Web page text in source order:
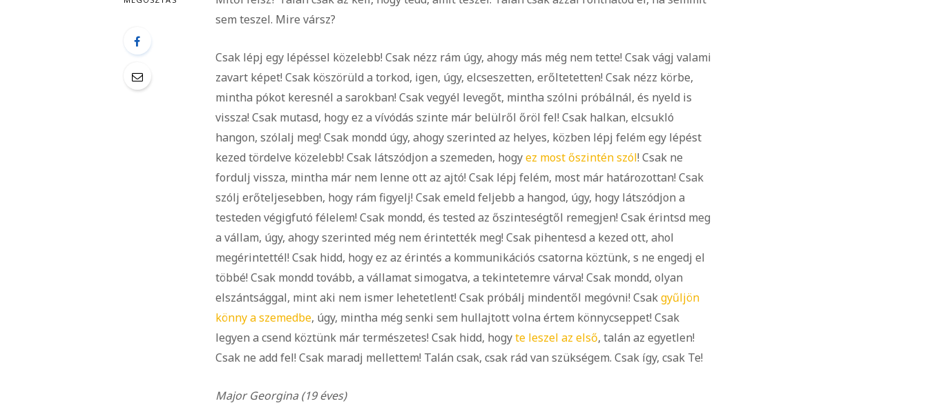
sem teszel. Mire vársz?
Csak lépj egy lépéssel közelebb! Csak nézz rám úgy, ahogy más még nem tette! Csak vágj valami
zavart képet! Csak köszörüld a torkod, igen, úgy, elcseszetten, erőltetetten! Csak nézz körbe,
mintha pókot keresnél a sarokban! Csak vegyél levegőt, mintha szólni próbálnál, és nyeld is
vissza! Csak mutasd, hogy ez a vívódás szinte már belülről őröl fel! Csak halkan, elcsukló
hangon, szólalj meg! Csak mondd úgy, ahogy szerinted az helyes, közben lépj felém egy lépést
kezed tördelve közelebb! Csak látszódjon a szemeden, hogyez most őszintén szól! Csak ne
fordulj vissza, mintha már nem lenne ott az ajtó! Csak lépj felém, most már határozottan! Csak
szólj erőteljesebben, hogy rám figyelj! Csak emeld feljebb a hangod, úgy, hogy látszódjon a
testeden végigfutó félelem! Csak mondd, és tested az őszinteségtől remegjen! Csak érintsd meg
a vállam, úgy, ahogy szerinted még nem érintették meg! Csak pihentesd a kezed ott, ahol
megérintettél! Csak hidd, hogy ez az érintés a kommunikációs csatorna köztünk, s ne engedj el
többé! Csak mondd tovább, a vállamat simogatva, a tekintetemre várva! Csak mondd, olyan
elszántsággal, mint aki nem ismer lehetetlent! Csak próbálj mindentől megóvni! Csakgyűljön
könny a szemedbe, úgy, mintha még senki sem hullajtott volna értem könnycseppet! Csak
legyen a csend köztünk már természetes! Csak hidd, hogyte leszel az első, talán az egyetlen!
Csak ne add fel! Csak maradj mellettem! Talán csak, csak rád van szükségem. Csak így, csak Te!
Major Georgina (19 éves)